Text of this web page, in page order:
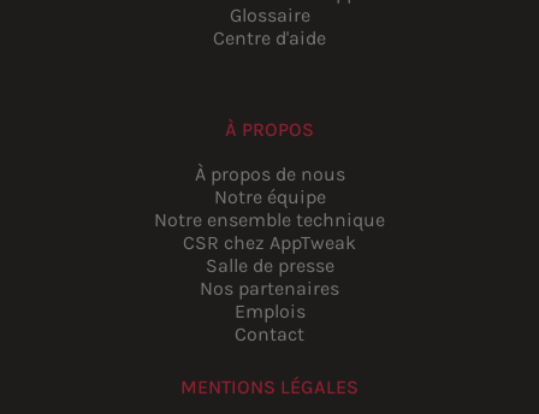
Glossaire
Centre d'aide
À PROPOS
À propos de nous
Notre équipe
Notre ensemble technique
CSR chez AppTweak
Salle de presse
Nos partenaires
Emplois
Contact
MENTIONS LÉGALES